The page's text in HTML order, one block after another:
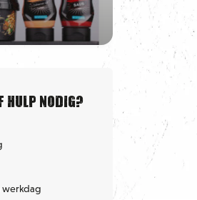
hulp nodig?
werkdag